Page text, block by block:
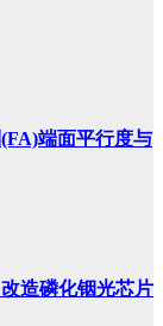
端面平行度与
造磷化铟光芯片